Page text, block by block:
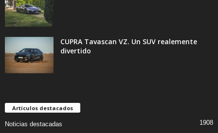
CUPRA Tavascan VZ. Un SUV realemente
divertido
Artículos destacados
Noticias destacadas 1908